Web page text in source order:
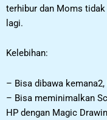
terhibur dan Moms
lagi.
Kelebihan:
– Bisa dibawa
– Bisa meminimalkan
HP dengan Magic